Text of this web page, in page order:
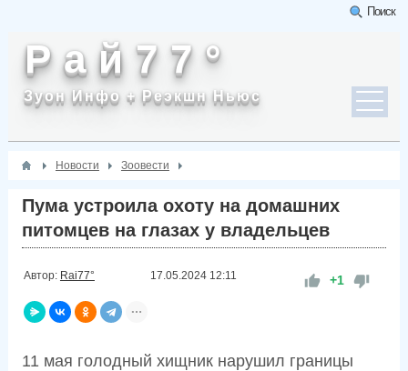
Поиск
Р а й 7 7 °
Зуон Инфо + Реэкшн Ньюс
Новости Зоовести
Пума устроила охоту на домашних
питомцев на глазах у владельцев
Автор: Rai77° 17.05.2024 12:11 +1
11 мая голодный хищник нарушил границы